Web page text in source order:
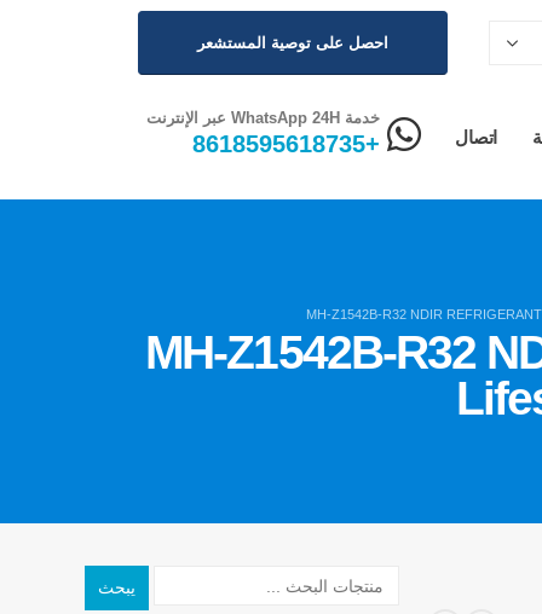
احصل على توصية المستشعر
اتصال
خدمة WhatsApp 24H عبر الإنترنت
+8618595618735
MH-Z1542B-R32 NDIR
MH-Z1542B-R32
يبحث